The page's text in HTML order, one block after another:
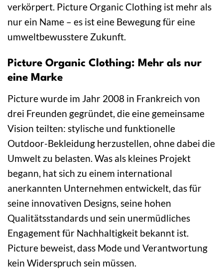
verkörpert. Picture Organic Clothing ist mehr als
nur ein Name – es ist eine Bewegung für eine
umweltbewusstere Zukunft.
Picture Organic Clothing: Mehr als nur
eine Marke
Picture wurde im Jahr 2008 in Frankreich von
drei Freunden gegründet, die eine gemeinsame
Vision teilten: stylische und funktionelle
Outdoor-Bekleidung herzustellen, ohne dabei die
Umwelt zu belasten. Was als kleines Projekt
begann, hat sich zu einem international
anerkannten Unternehmen entwickelt, das für
seine innovativen Designs, seine hohen
Qualitätsstandards und sein unermüdliches
Engagement für Nachhaltigkeit bekannt ist.
Picture beweist, dass Mode und Verantwortung
kein Widerspruch sein müssen.